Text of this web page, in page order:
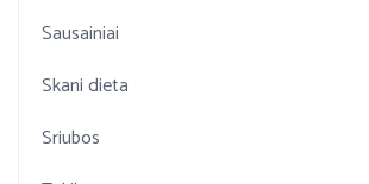
Sausainiai
Skani dieta
Sriubos